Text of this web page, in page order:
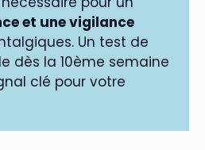
et une vigilance
Un test de
dès la 10ème semaine
clé pour votre